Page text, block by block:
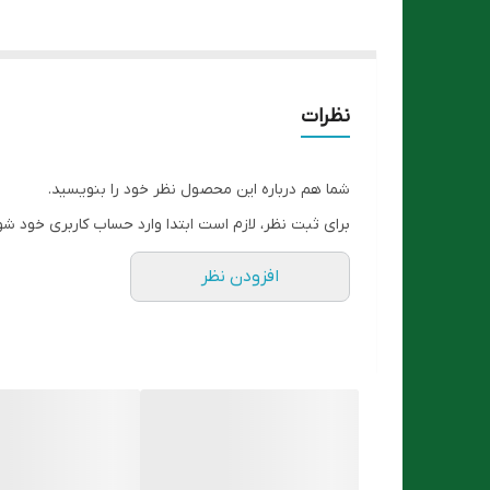
نظرات
شما هم درباره این محصول نظر خود را بنویسید.
برای ثبت نظر، لازم است ابتدا وارد حساب کاربری خود
افزودن نظر